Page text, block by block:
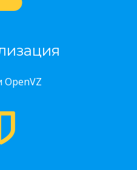
OpenVZ